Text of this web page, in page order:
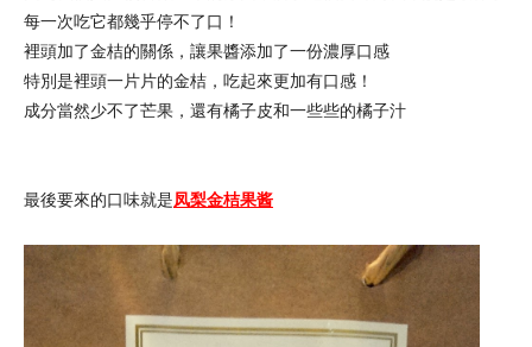
每一次吃它都幾乎停不了口！
裡頭加了金桔的關係，讓果醬添加了一份濃厚口感
特別是裡頭一片片的金桔，吃起來更加有口感！
成分當然少不了芒果，還有橘子皮和一些些的橘子汁
最後要來的口味就是凤梨金桔果酱